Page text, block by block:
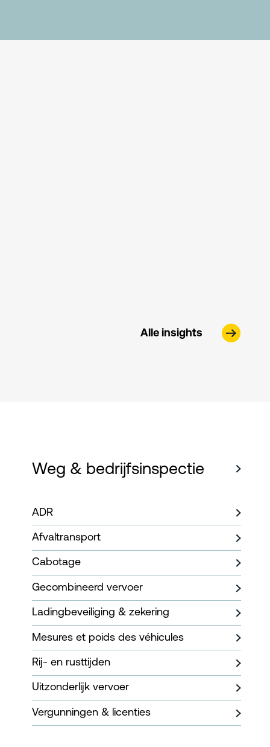
Alle insights
Weg & bedrijfsinspectie
ADR
Afvaltransport
Cabotage
Gecombineerd vervoer
Ladingbeveiliging & zekering
Mesures et poids des véhicules
Rij- en rusttijden
Uitzonderlijk vervoer
Vergunningen & licenties